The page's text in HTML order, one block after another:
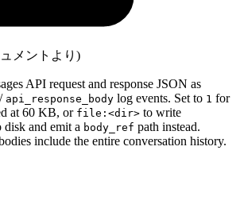
メントより)
API request and response JSON as
/ api_response_body log events. Set to 1 for
at 60 KB, or file:<dir> to write
disk and emit a body_ref path instead.
include the entire conversation history.